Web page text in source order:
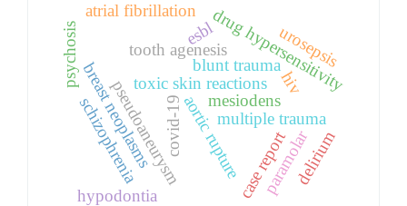
toxic skin reactionsdrug hypersensitivity
aortic rupturemultiple trauma
pseudoaneurysm
blunt trauma
breast neoplasms case report
psychosis
schizophrenia
hypodontia
tooth agenesis
mesiodens
paramolar
urosepsis
esbl
covid-19
atrial fibrillation
delirium
hiv